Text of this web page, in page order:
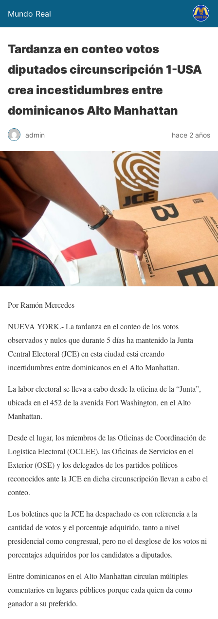
Mundo Real
Tardanza en conteo votos
diputados circunscripción 1-USA
crea incestidumbres entre
dominicanos Alto Manhattan
admin hace 2 años
Por Ramón Mercedes
NUEVA YORK.- La tardanza en el conteo de los votos
observados y nulos que durante 5 días ha mantenido la Junta
Central Electoral (JCE) en esta ciudad está creando
incertidumbres entre dominicanos en el Alto Manhattan.
La labor electoral se lleva a cabo desde la oficina de la “Junta”,
ubicada en el 452 de la avenida Fort Washington, en el Alto
Manhattan.
Desde el lugar, los miembros de las Oficinas de Coordinación de
Logística Electoral (OCLEE), las Oficinas de Servicios en el
Exterior (OSE) y los delegados de los partidos políticos
reconocidos ante la JCE en dicha circunscripción llevan a cabo el
conteo.
Los boletines que la JCE ha despachado es con referencia a la
cantidad de votos y el porcentaje adquirido, tanto a nivel
presidencial como congresual, pero no el desglose de los votos ni
porcentajes adquiridos por los candidatos a diputados.
Entre dominicanos en el Alto Manhattan circulan múltiples
comentarios en lugares públicos porque cada quien da como
ganador a su preferido.